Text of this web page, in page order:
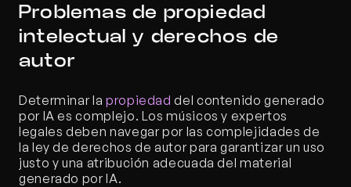
Problemas de propiedad
intelectual y derechos de
autor
Determinar la propiedad del contenido generado
por IA es complejo. Los músicos y expertos
legales deben navegar por las complejidades de
la ley de derechos de autor para garantizar un uso
justo y una atribución adecuada del material
generado por IA.